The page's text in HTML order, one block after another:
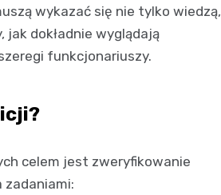
wykazać się nie tylko wiedzą,
dokładnie wyglądają
funkcjonariuszy.
celem jest zweryfikowanie